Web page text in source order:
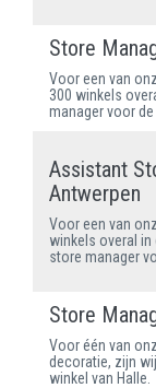
Store
Voor een van
300 winkels
manager voor
Assistant
Antwerpen
Voor een van
winkels overal
store manager
Store
Voor één van
decoratie, zijn
winkel van Halle.